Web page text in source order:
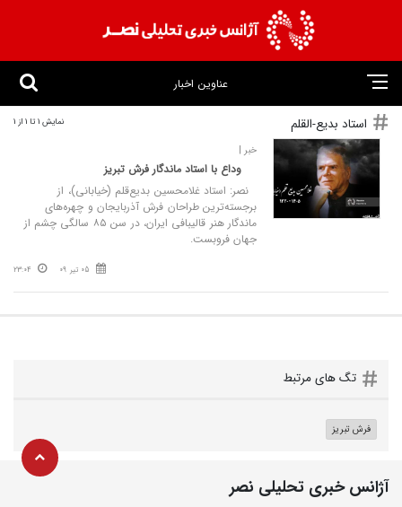
عناوین اخبار
استاد بدیع-القلم نمایش 1 تا 1 از 1
خبر |
وداع با استاد ماندگار فرش تبریز
نصر: استاد غلامحسین بدیع‌قلم (خیابانی)، از
برجسته‌ترین طراحان فرش آذربایجان و چهره‌های
ماندگار هنر قالیبافی ایران، در سن ۸۵ سالگی چشم از
جهان فروبست.
05 تیر 09 23:04
تگ های مرتبط
فرش تبریز
آژانس خبری تحلیلی نصر